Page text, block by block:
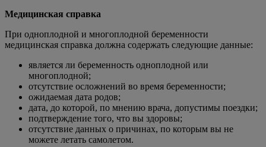
Медицинская справка
При одноплодной и многоплодной беременности
медицинская справка должна содержать следующие данные:
является ли беременность одноплодной или
многоплодной;
отсутствие осложнений во время беременности;
ожидаемая дата родов;
дата, до которой, по мнению врача, допустимы поездки;
подтверждение того, что вы здоровы;
отсутствие данных о причинах, по которым вы не
можете летать самолетом.